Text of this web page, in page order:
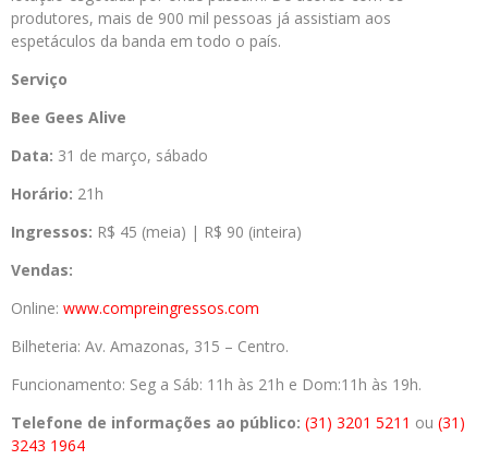
produtores, mais de 900 mil pessoas já assistiam aos
espetáculos da banda em todo o país.
Serviço
Bee Gees Alive
Data: 31 de março, sábado
Horário: 21h
Ingressos: R$ 45 (meia) | R$ 90 (inteira)
Vendas:
Online: www.compreingressos.com
Bilheteria: Av. Amazonas, 315 – Centro.
Funcionamento: Seg a Sáb: 11h às 21h e Dom:11h às 19h.
Telefone de informações ao público: (31) 3201 5211 ou (31)
3243 1964